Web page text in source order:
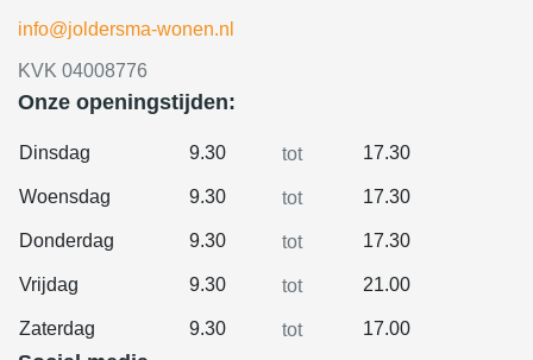
info@joldersma-wonen.nl
KVK 04008776
Onze openingstijden:
Dinsdag 9.30 tot 17.30
Woensdag 9.30 tot 17.30
Donderdag 9.30 tot 17.30
Vrijdag 9.30 tot 21.00
Zaterdag 9.30 tot 17.00